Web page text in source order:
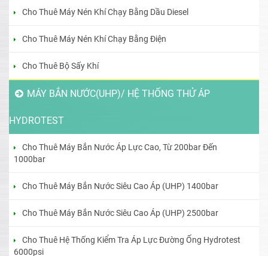
Cho Thuê Máy Nén Khí Chạy Bằng Dầu Diesel
Cho Thuê Máy Nén Khí Chạy Bằng Điện
Cho Thuê Bộ Sấy Khí
MÁY BẮN NƯỚC(UHP)/ HỆ THỐNG THỬ ÁP
HYDROTEST
Cho Thuê Máy Bắn Nước Áp Lực Cao, Từ 200bar Đến
1000bar
Cho Thuê Máy Bắn Nước Siêu Cao Áp (UHP) 1400bar
Cho Thuê Máy Bắn Nước Siêu Cao Áp (UHP) 2500bar
Cho Thuê Hệ Thống Kiểm Tra Áp Lực Đường Ống Hydrotest
6000psi